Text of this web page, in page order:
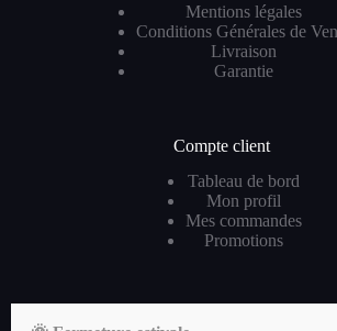
Mentions légales
Conditions Générales de
Livraison
Garantie
Compte client
Tableau de bord
Mon profil
Mes commandes
Promotions